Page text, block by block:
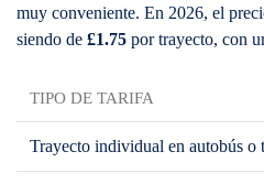
muy conveniente. En 2026, el
siendo de £1.75 por trayecto, con
TIPO DE TARIFA
Trayecto individual en autobús o